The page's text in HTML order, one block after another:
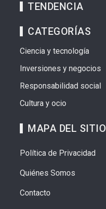
TENDENCIA
CATEGORÍAS
Ciencia y tecnología
Inversiones y negocios
Responsabilidad social
Cultura y ocio
MAPA DEL SITIO
Política de Privacidad
Quiénes Somos
Contacto